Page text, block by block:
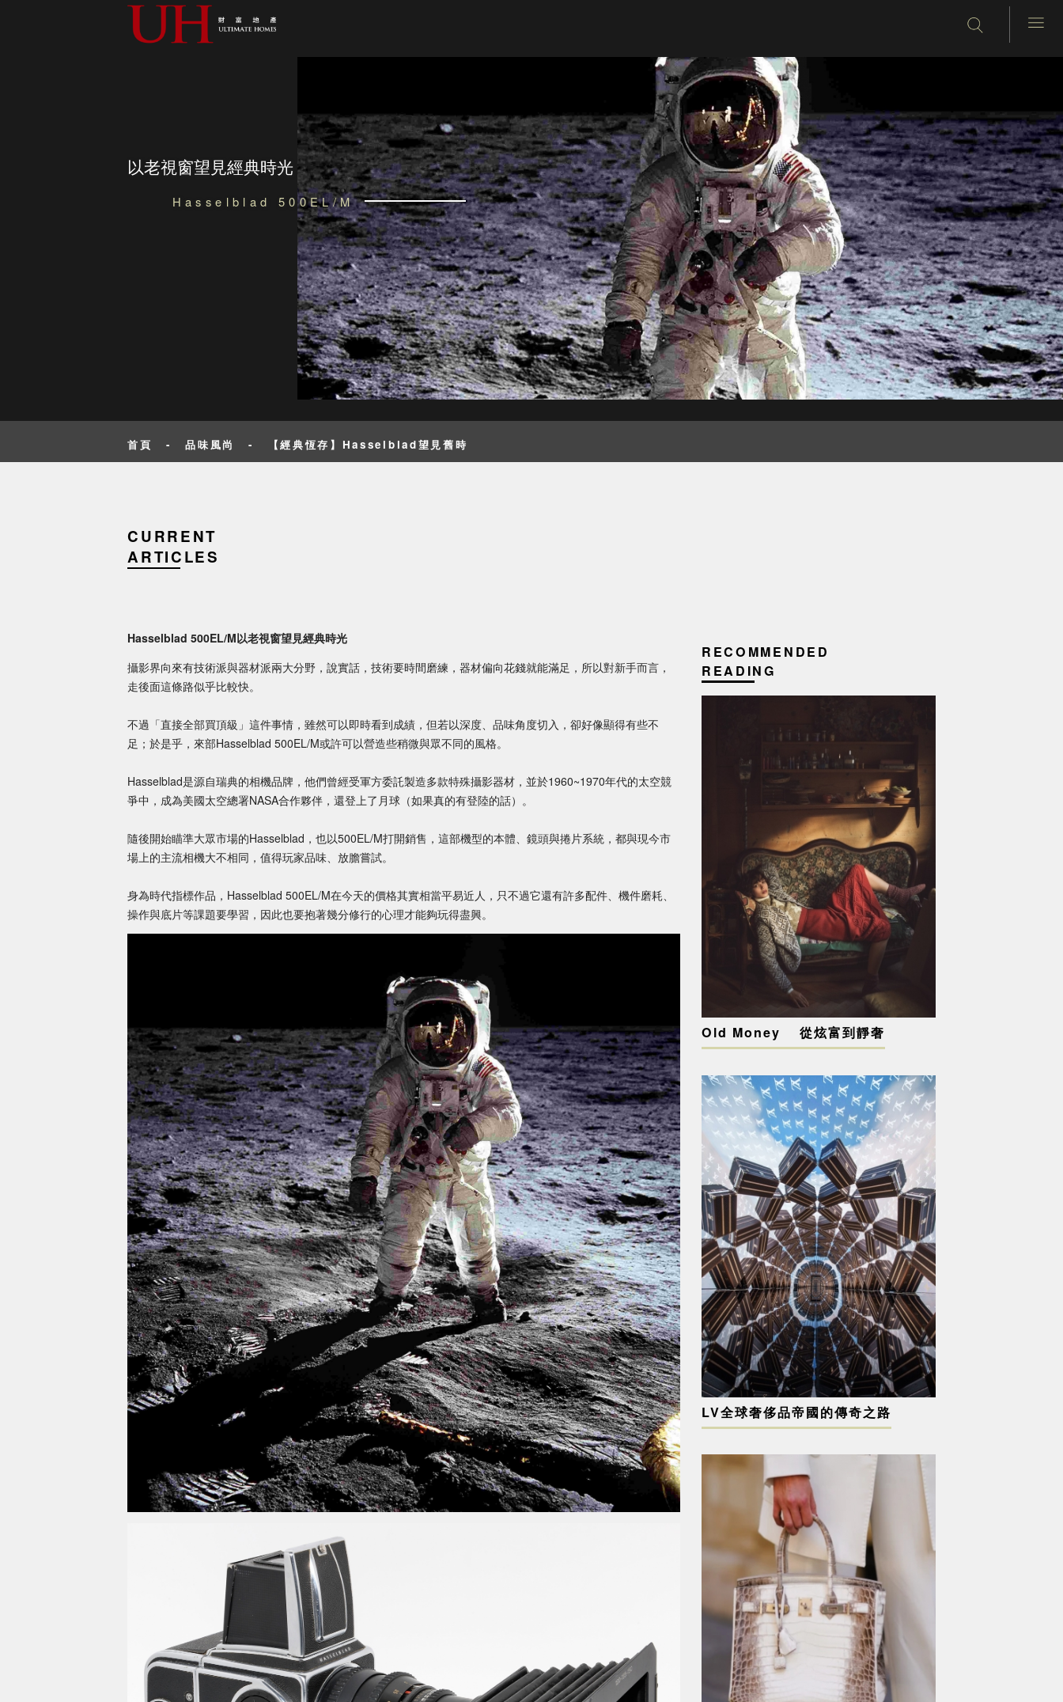
以老視窗望見經典時光
Hasselblad 500EL/M
首頁 - 品味風尚 - 【經典恆存】Hasselblad望見舊時
CURRENT
ARTICLES
Hasselblad 500EL/M以老視窗望見經典時光
攝影界向來有技術派與器材派兩大分野，說實話，技術要時間磨練，器材偏向花錢就能滿足，所以對新手而言，
走後面這條路似乎比較快。
不過「直接全部買頂級」這件事情，雖然可以即時看到成績，但若以深度、品味角度切入，卻好像顯得有些不
足；於是乎，來部Hasselblad 500EL/M或許可以營造些稍微與眾不同的風格。
Hasselblad是源自瑞典的相機品牌，他們曾經受軍方委託製造多款特殊攝影器材，並於1960~1970年代的太空競
爭中，成為美國太空總署NASA合作夥伴，還登上了月球（如果真的有登陸的話）。
隨後開始瞄準大眾市場的Hasselblad，也以500EL/M打開銷售，這部機型的本體、鏡頭與捲片系統，都與現今市
場上的主流相機大不相同，值得玩家品味、放膽嘗試。
身為時代指標作品，Hasselblad 500EL/M在今天的價格其實相當平易近人，只不過它還有許多配件、機件磨耗、
操作與底片等課題要學習，因此也要抱著幾分修行的心理才能夠玩得盡興。
RECOMMENDED
READING
Old Money 從炫富到靜奢
LV全球奢侈品帝國的傳奇之路